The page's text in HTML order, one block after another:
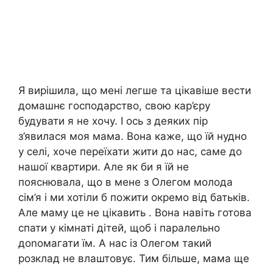
Я вирішила, що мені легше та цікавіше вести
домашнє господарство, свою кар’єру
будувати я не хочу. І ось з деяких пір
з’явилася моя мама. Вона каже, що їй нудно
у селі, хоче переїхати жити до нас, саме до
нашої квартири. Але як би я їй не
пояснювала, що в мене з Олегом молода
сім’я і ми хотіли б пожити окремо від батьків.
Але маму це не цікавить . Вона навіть готова
спати у кімнаті дітей, щоб і паралельно
доnомагати їм. А нас із Олегом такий
розклад не влаштовує. Тим більше, мама ще